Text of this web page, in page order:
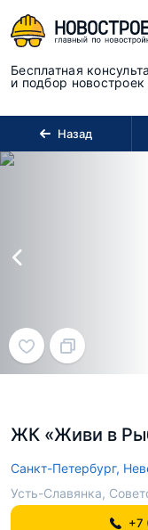
Бесплатная
и подбор новостроек
Назад
ЖК «Живи в
Санкт-Петербург,
Усть-Славянка,
+7